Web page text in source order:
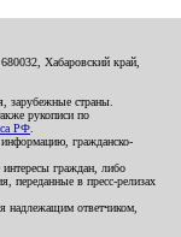
Хабаровский край,
зарубежные страны.
рукописи по
РФ
гражданско-
граждан, либо
переданные в пресс-релизах
надлежащим ответчиком,